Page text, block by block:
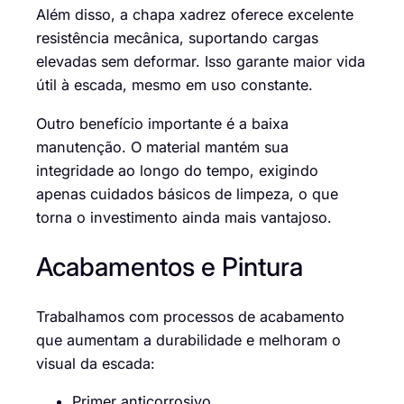
Além disso, a chapa xadrez oferece excelente
resistência mecânica, suportando cargas
elevadas sem deformar. Isso garante maior vida
útil à escada, mesmo em uso constante.
Outro benefício importante é a baixa
manutenção. O material mantém sua
integridade ao longo do tempo, exigindo
apenas cuidados básicos de limpeza, o que
torna o investimento ainda mais vantajoso.
Acabamentos e Pintura
Trabalhamos com processos de acabamento
que aumentam a durabilidade e melhoram o
visual da escada: